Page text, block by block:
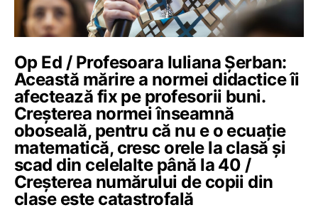
Op Ed / Profesoara Iuliana Șerban:
Această mărire a normei didactice îi
afectează fix pe profesorii buni.
Creșterea normei înseamnă
oboseală, pentru că nu e o ecuație
matematică, cresc orele la clasă și
scad din celelalte până la 40 /
Creșterea numărului de copii din
clase este catastrofală